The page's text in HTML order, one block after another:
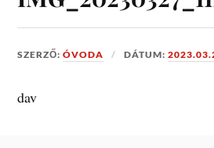
SZERZŐ:ÓVODA DÁTUM:
dav